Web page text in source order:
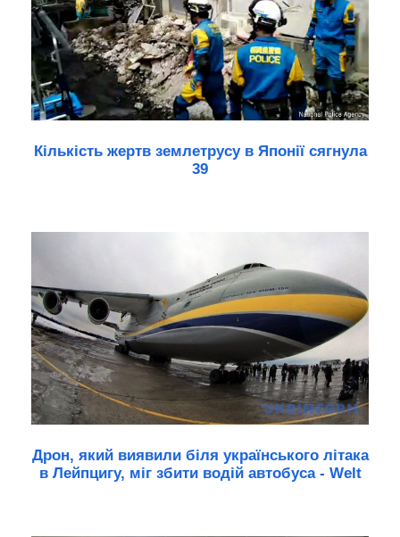
Кількість жертв землетрусу в Японії сягнула
39
Дрон, який виявили біля українського літака
в Лейпцигу, міг збити водій автобуса - Welt